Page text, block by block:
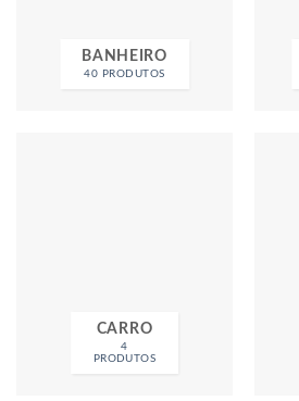
BANHEIRO
40 PRODUTOS
CARRO
4
PRODUTOS